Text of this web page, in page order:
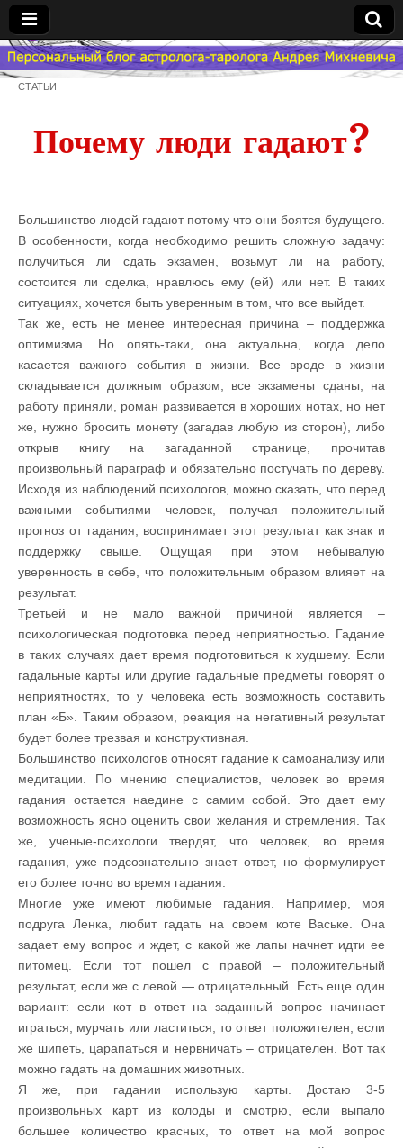
Гороскоп
Мой
Зодиака
— MZZ
СТАТЬИ
Почему люди гадают?
Большинство людей гадают потому что они боятся будущего.
В особенности, когда необходимо решить сложную задачу:
получиться ли сдать экзамен, возьмут ли на работу,
состоится ли сделка, нравлюсь ему (ей) или нет. В таких
ситуациях, хочется быть уверенным в том, что все выйдет.
Так же, есть не менее интересная причина – поддержка
оптимизма. Но опять-таки, она актуальна, когда дело
касается важного события в жизни. Все вроде в жизни
складывается должным образом, все экзамены сданы, на
работу приняли, роман развивается в хороших нотах, но нет
же, нужно бросить монету (загадав любую из сторон), либо
открыв книгу на загаданной странице, прочитав
произвольный параграф и обязательно постучать по дереву.
Исходя из наблюдений психологов, можно сказать, что перед
важными событиями человек, получая положительный
прогноз от гадания, воспринимает этот результат как знак и
поддержку свыше. Ощущая при этом небывалую
уверенность в себе, что положительным образом влияет на
результат.
Третьей и не мало важной причиной является –
психологическая подготовка перед неприятностью. Гадание
в таких случаях дает время подготовиться к худшему. Если
гадальные карты или другие гадальные предметы говорят о
неприятностях, то у человека есть возможность составить
план «Б». Таким образом, реакция на негативный результат
будет более трезвая и конструктивная.
Большинство психологов относят гадание к самоанализу или
медитации. По мнению специалистов, человек во время
гадания остается наедине с самим собой. Это дает ему
возможность ясно оценить свои желания и стремления. Так
же, ученые-психологи твердят, что человек, во время
гадания, уже подсознательно знает ответ, но формулирует
его более точно во время гадания.
Многие уже имеют любимые гадания. Например, моя
подруга Ленка, любит гадать на своем коте Ваське. Она
задает ему вопрос и ждет, с какой же лапы начнет идти ее
питомец. Если тот пошел с правой – положительный
результат, если же с левой — отрицательный. Есть еще один
вариант: если кот в ответ на заданный вопрос начинает
играться, мурчать или ластиться, то ответ положителен, если
же шипеть, царапаться и нервничать – отрицателен. Вот так
можно гадать на домашних животных.
Я же, при гадании использую карты. Достаю 3-5
произвольных карт из колоды и смотрю, если выпало
большее количество красных, то ответ на мой вопрос